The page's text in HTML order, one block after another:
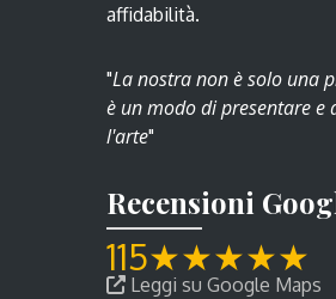
affidabilità.
"La nostra non è solo una
è un modo di presentare e
l'arte"
Recensioni
115★★★★★
Leggi su Google Maps